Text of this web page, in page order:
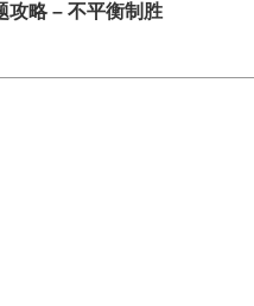
攻略 – 不平衡制胜